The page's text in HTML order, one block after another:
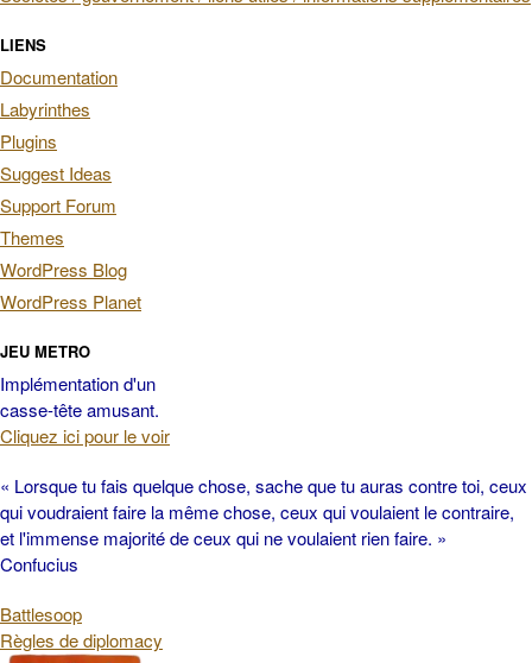
LIENS
Documentation
Labyrinthes
Plugins
Suggest Ideas
Support Forum
Themes
WordPress Blog
WordPress Planet
JEU METRO
Implémentation d'un
casse-tête amusant.
Cliquez ici pour le voir
« Lorsque tu fais quelque chose, sache que tu auras contre toi, ceux
qui voudraient faire la même chose, ceux qui voulaient le contraire,
et l'immense majorité de ceux qui ne voulaient rien faire. »
Confucius
Battlesoop
Règles de diplomacy